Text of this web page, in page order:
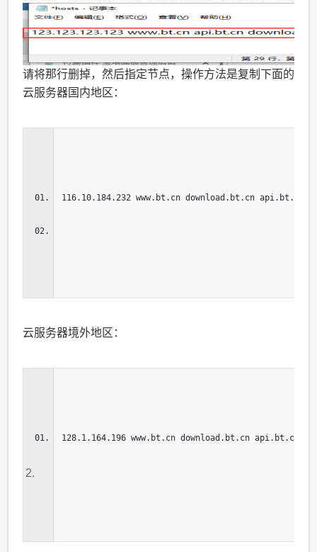
请将那行删掉，然后指定节点，操作方法是复制下面的节
云服务器国内地区：
116.10.184.232 www.bt.cn download.bt.cn api.bt.cn
云服务器境外地区：
128.1.164.196 www.bt.cn download.bt.cn api.bt.cn